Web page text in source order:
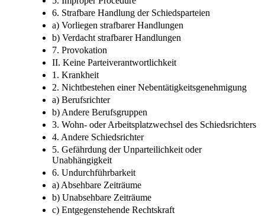
6. Strafbare Handlung der Schiedsparteien
a) Vorliegen strafbarer Handlungen
b) Verdacht strafbarer Handlungen
7. Provokation
II. Keine Parteiverantwortlichkeit
1. Krankheit
2. Nichtbestehen einer Nebentätigkeitsgenehmigung
a) Berufsrichter
b) Andere Berufsgruppen
3. Wohn- oder Arbeitsplatzwechsel des Schiedsrichters
4. Andere Schiedsrichter
5. Gefährdung der Unparteilichkeit oder
Unabhängigkeit
6. Undurchführbarkeit
a) Absehbare Zeiträume
b) Unabsehbare Zeiträume
c) Entgegenstehende Rechtskraft